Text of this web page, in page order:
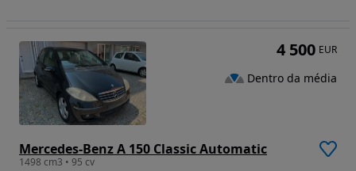
Mercedes-Benz A 150 Classic Automatic
1498 cm3 • 95 cv
4 500 EUR
Dentro da média